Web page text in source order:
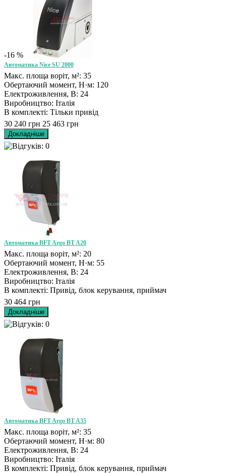
-16 %
Автоматика Nice SU 2000
Макс. площа воріт, м²: 35
Обертаючий момент, Н·м: 120
Електроживлення, В: 24
Виробництво: Італія
В комплекті: Тільки привід
30 240 грн 25 463 грн
Автоматика BFT Argo BT A20
Макс. площа воріт, м²: 20
Обертаючий момент, Н·м: 55
Електроживлення, В: 24
Виробництво: Італія
В комплекті: Привід, блок керування, приймач
30 464 грн
Автоматика BFT Argo BT A35
Макс. площа воріт, м²: 35
Обертаючий момент, Н·м: 80
Електроживлення, В: 24
Виробництво: Італія
В комплекті: Привід, блок керування, приймач